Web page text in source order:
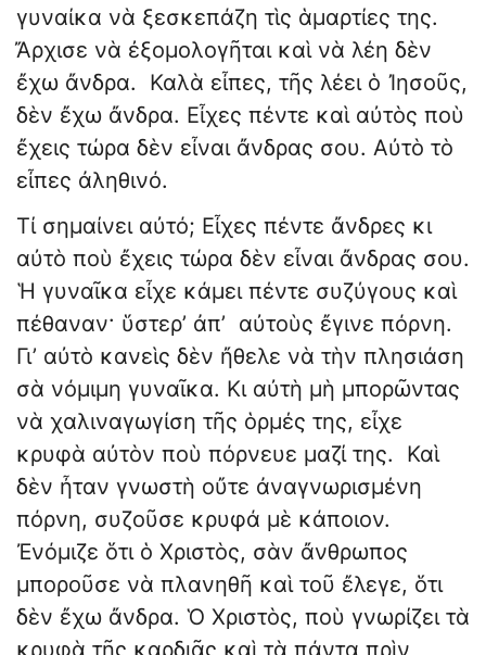
γυναίκα νὰ ξεσκεπάζη τὶς ἁμαρτίες της.
Ἄρχισε νὰ ἐξομολογῆται καὶ νὰ λέη δὲν
ἔχω ἄνδρα. Καλὰ εἶπες, τῆς λέει ὁ Ἰησοῦς,
δὲν ἔχω ἄνδρα. Εἶχες πέντε καὶ αὐτὸς ποὺ
ἔχεις τώρα δὲν εἶναι ἄνδρας σου. Αὐτὸ τὸ
εἶπες ἀληθινό.
Τί σημαίνει αὐτό; Εἶχες πέντε ἄνδρες κι
αὐτὸ ποὺ ἔχεις τώρα δὲν εἶναι ἄνδρας σου.
Ἡ γυναῖκα εἶχε κάμει πέντε συζύγους καὶ
πέθαναν· ὕστερ’ ἀπ’ αὐτοὺς ἔγινε πόρνη.
Γι’ αὐτὸ κανεὶς δὲν ἤθελε νὰ τὴν πλησιάση
σὰ νόμιμη γυναῖκα. Κι αὐτὴ μὴ μπορῶντας
νὰ χαλιναγωγίση τῆς ὁρμές της, εἶχε
κρυφὰ αὐτὸν ποὺ πόρνευε μαζί της. Καὶ
δὲν ἦταν γνωστὴ οὔτε ἀναγνωρισμένη
πόρνη, συζοῦσε κρυφά μὲ κάποιον.
Ἐνόμιζε ὅτι ὁ Χριστὸς, σὰν ἄνθρωπος
μποροῦσε νὰ πλανηθῆ καὶ τοῦ ἔλεγε, ὅτι
δὲν ἔχω ἄνδρα. Ὁ Χριστὸς, ποὺ γνωρίζει τὰ